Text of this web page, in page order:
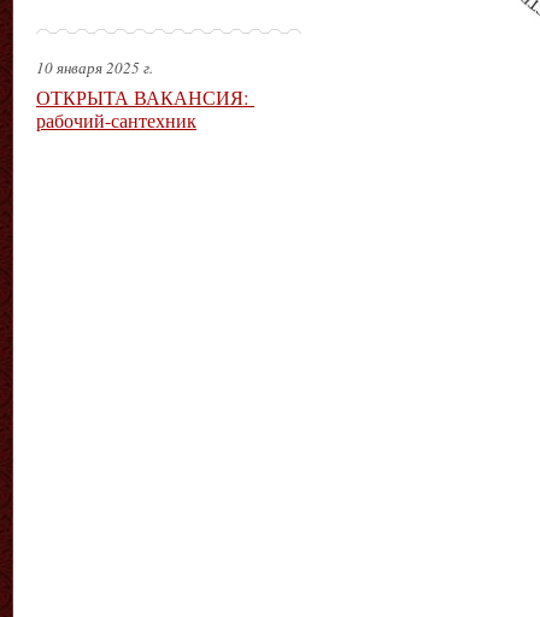
10 января 2025 г.
ОТКРЫТА ВАКАНСИЯ:
рабочий-сантехник